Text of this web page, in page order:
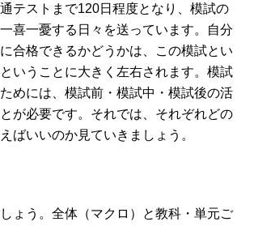
テストまで120日程度となり、模試の
喜一憂する日々を送っています。自分
合格できるかどうかは、この模試とい
いうことに大きく左右されます。模試
めには、模試前・模試中・模試後の活
が必要です。それでは、それぞれどの
ばいいのか見ていきましょう。
ょう。全体（マクロ）と教科・単元ご